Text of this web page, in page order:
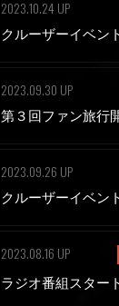
2023.10.24 UP
クルーザーイベン
2023.09.30 UP
第３回ファン旅行
2023.09.26 UP
クルーザーイベン
2023.08.16 UP
ラジオ番組スター